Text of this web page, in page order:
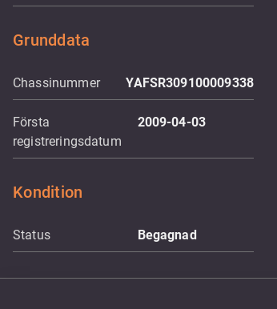
Grunddata
Chassinummer YAFSR309100009338
Första
registreringsdatum
2009-04-03
Kondition
Status Begagnad